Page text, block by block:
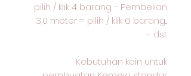
pilih / klik 4 barang - Pembelian
3,0 meter = pilih / klik 6 barang...
dst -
Kebutuhan kain untuk